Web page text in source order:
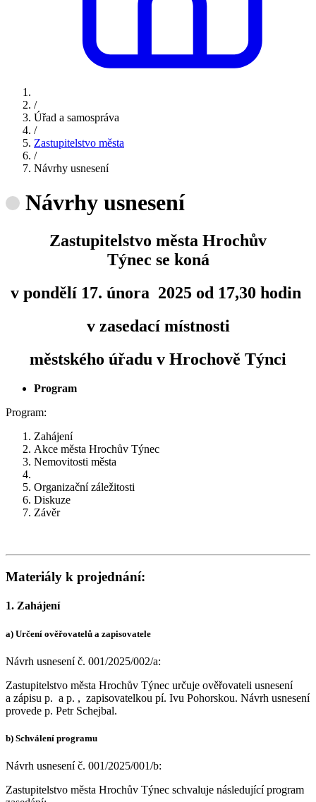
/
Úřad a samospráva
/
Zastupitelstvo města
/
Návrhy usnesení
Návrhy usnesení
Zastupitelstvo města Hrochův
Týnec se koná
v pondělí 17. února 2025 od 17,30 hodin
v zasedací místnosti
městského úřadu v Hrochově Týnci
Program
Program:
Zahájení
Akce města Hrochův Týnec
Nemovitosti města
Organizační záležitosti
Diskuze
Závěr
Materiály k projednání:
1. Zahájení
a) Určení ověřovatelů a zapisovatele
Návrh usnesení č. 001/2025/002/a:
Zastupitelstvo města Hrochův Týnec určuje ověřovateli usnesení
a zápisu p. a p. , zapisovatelkou pí. Ivu Pohorskou. Návrh usnesení
provede p. Petr Schejbal.
b) Schválení programu
Návrh usnesení č. 001/2025/001/b:
Zastupitelstvo města Hrochův Týnec schvaluje následující program